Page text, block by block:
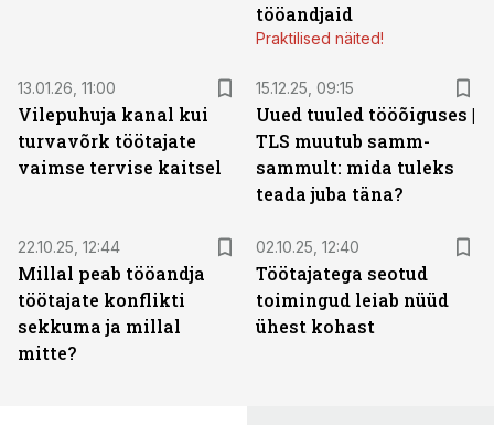
tööandjaid
Praktilised näited!
13.01.26, 11:00
Vilepuhuja kanal kui
turvavõrk töötajate
vaimse tervise kaitsel
15.12.25, 09:15
Uued tuuled tööõiguses |
TLS muutub samm-
sammult: mida tuleks
teada juba täna?
22.10.25, 12:44
Millal peab tööandja
töötajate konflikti
sekkuma ja millal
mitte?
02.10.25, 12:40
Töötajatega seotud
toimingud leiab nüüd
ühest kohast